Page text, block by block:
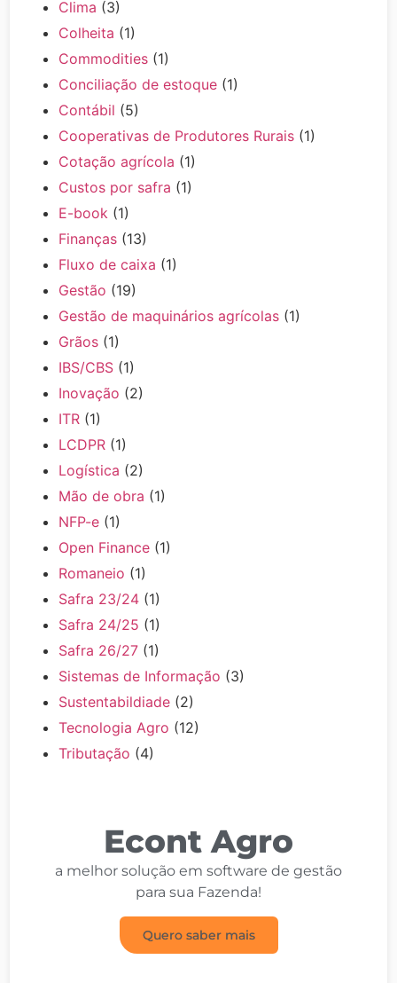
Clima (3)
Colheita (1)
Commodities (1)
Conciliação de estoque (1)
Contábil (5)
Cooperativas de Produtores Rurais (1)
Cotação agrícola (1)
Custos por safra (1)
E-book (1)
Finanças (13)
Fluxo de caixa (1)
Gestão (19)
Gestão de maquinários agrícolas (1)
Grãos (1)
IBS/CBS (1)
Inovação (2)
ITR (1)
LCDPR (1)
Logística (2)
Mão de obra (1)
NFP-e (1)
Open Finance (1)
Romaneio (1)
Safra 23/24 (1)
Safra 24/25 (1)
Safra 26/27 (1)
Sistemas de Informação (3)
Sustentabildiade (2)
Tecnologia Agro (12)
Tributação (4)
Econt Agro
a melhor solução em software de gestão
para sua Fazenda!
Quero saber mais